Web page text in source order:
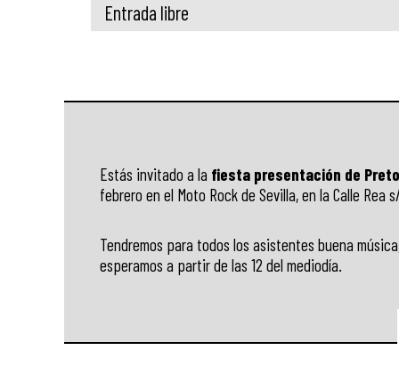
Entrada libre
Estás invitado a la fiesta presentación de
febrero en el Moto Rock de Sevilla, en la Calle Rea
Tendremos para todos los asistentes buena
esperamos a partir de las 12 del mediodía.